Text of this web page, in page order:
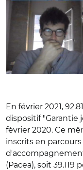
En février 2021,
dispositif "Garantie
février 2020. Ce
inscrits en
(Pacea), soit 39.119